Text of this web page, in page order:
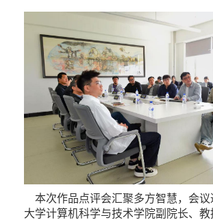
本次作品点评会汇聚多方智慧，会
大学计算机科学与技术学院副院长、